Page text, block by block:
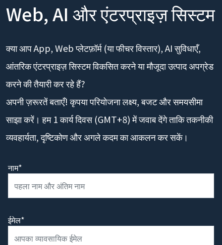
Web, AI और एंटरप्राइज़ सिस्टम
क्या आप App, Web प्लेटफ़ॉर्म (या फीचर विस्तार), AI सुविधाएँ,
आंतरिक एंटरप्राइज़ सिस्टम विकसित करने या मौजूदा उत्पाद अपग्रेड
करने की तैयारी कर रहे हैं?
अपनी ज़रूरतें बताएँ! कृपया परियोजना लक्ष्य, बजट और समयसीमा
साझा करें। हम 1 कार्य दिवस (GMT+8) में जवाब देंगे ताकि तकनीकी
व्यवहार्यता, दृष्टिकोण और अगले कदम का आकलन कर सकें।
नाम*
ईमेल*